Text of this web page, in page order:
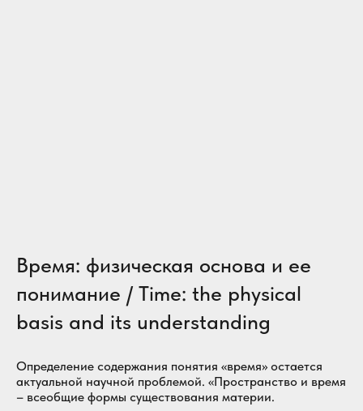
Время: физическая основа и ее
понимание / Time: the physical
basis and its understanding
Определение содержания понятия «время» остается
актуальной научной проблемой. «Пространство и время
– всеобщие формы существования материи.